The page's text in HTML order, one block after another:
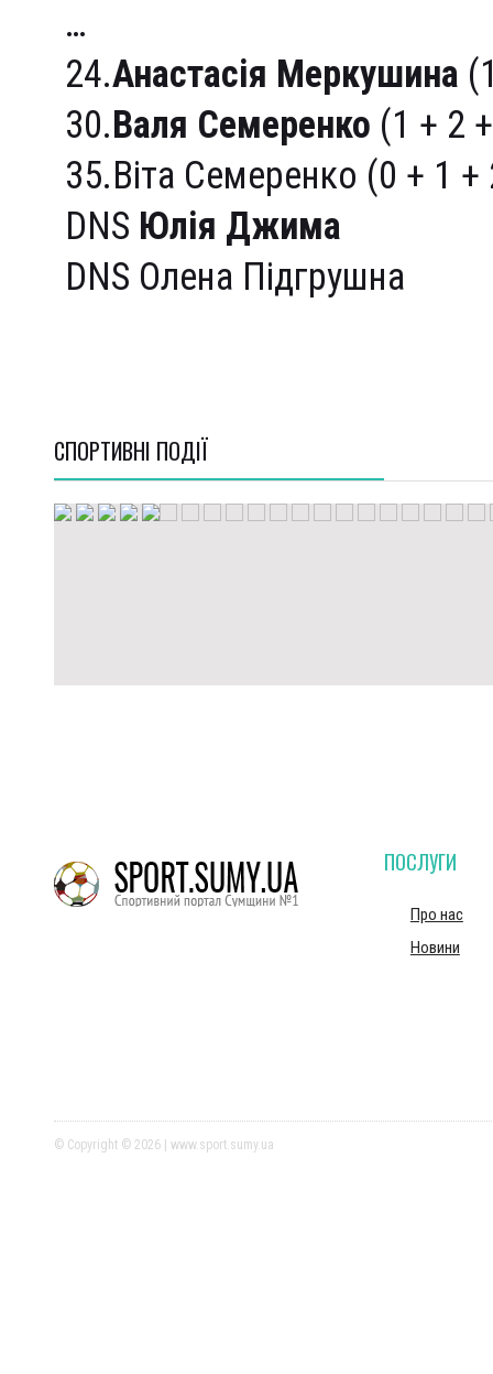
…
24.Анастасія Меркушина
30.Валя Семеренко (1 + 2
35.Віта Семеренко (0 + 1
DNS Юлія Джима
DNS Олена Підгрушна
СПОРТИВНI ПОДІЇ
ПОСЛУГИ
Про нас
Новини
© Copyright © 2026 | www.sport.sumy.ua